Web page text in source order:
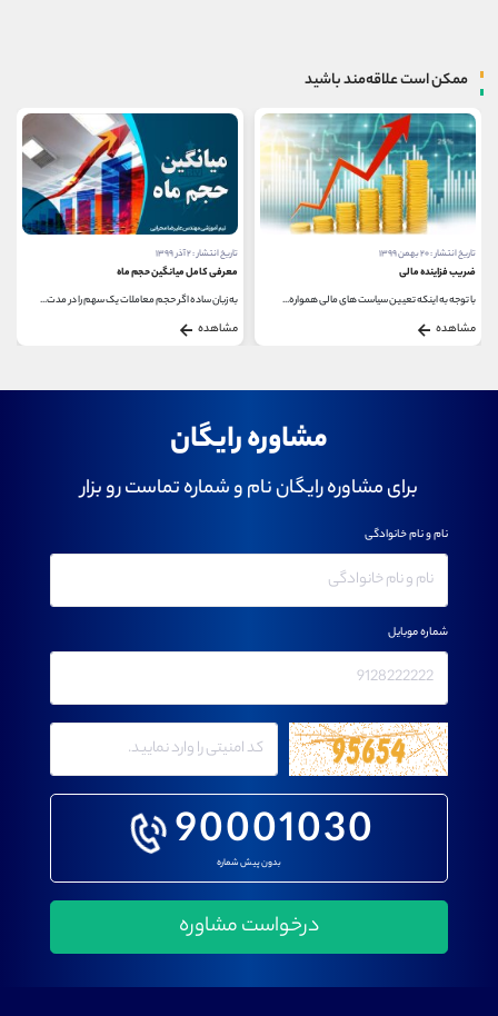
ممکن است علاقه‌مند باشید
تاریخ انتشار : ۲۰ بهمن ۱۳۹۹
ضریب فزاینده مالی
با توجه به اینکه تعیین سیاست های مالی همواره...
مشاهده
تاریخ انتشار : ۲ آذر ۱۳۹۹
معرفی کامل میانگین حجم ماه
به زبان ساده اگر حجم معاملات یک سهم را در مدت...
مشاهده
مشاوره رایگان
برای مشاوره رایگان نام و شماره تماست رو بزار
90001030
بدون پیش شماره
نام و نام خانوادگی
شماره موبایل